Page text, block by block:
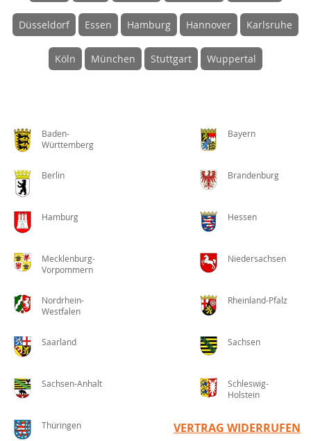
Düsseldorf Essen Hamburg Hannover Karlsruhe
Köln München Stuttgart Wuppertal
Baden-
Württemberg
Bayern
Berlin Brandenburg
Hamburg Hessen
Mecklenburg-
Vorpommern
Niedersachsen
Nordrhein-
Westfalen
Rheinland-Pfalz
Saarland Sachsen
Sachsen-Anhalt
Schleswig-
Holstein
Thüringen VERTRAG WIDERRUFEN